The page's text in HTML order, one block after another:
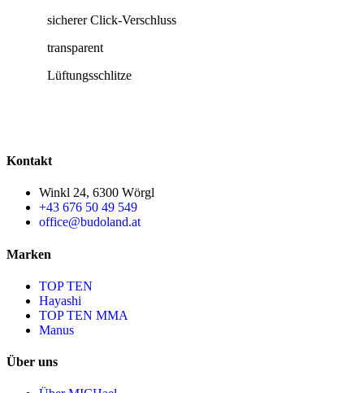
sicherer Click-Verschluss
transparent
Lüftungsschlitze
Kontakt
Winkl 24, 6300 Wörgl
+43 676 50 49 549
office@budoland.at
Marken
TOP TEN
Hayashi
TOP TEN MMA
Manus
Über uns